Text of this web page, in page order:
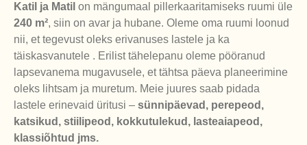
Katil ja Matil on mängumaal pillerkaaritamiseks ruumi üle
240 m², siin on avar ja hubane. Oleme oma ruumi loonud
nii, et tegevust oleks erivanuses lastele ja ka
täiskasvanutele . Erilist tähelepanu oleme pööranud
lapsevanema mugavusele, et tähtsa päeva planeerimine
oleks lihtsam ja muretum. Meie juures saab pidada
lastele erinevaid üritusi – sünnipäevad, perepeod,
katsikud, stiilipeod, kokkutulekud, lasteaiapeod,
klassiõhtud jms.